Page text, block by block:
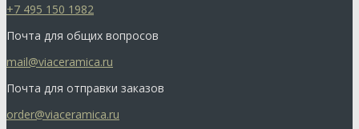
+7 495 150 1982
Почта для общих вопросов
mail@viaceramica.ru
Почта для отправки заказов
order@viaceramica.ru